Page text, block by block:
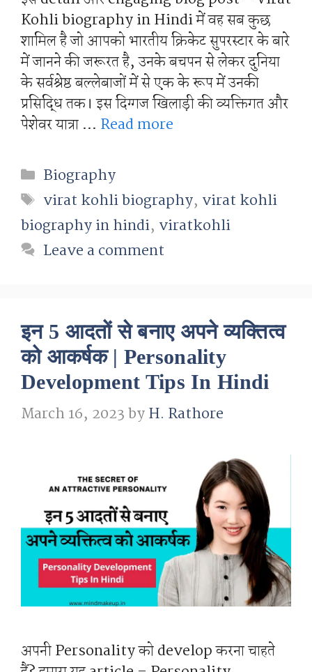
Kohli biography in Hindi में वह सब कुछ
शामिल है जो आपको भारतीय क्रिकेट सुपरस्टार के बारे
में जानने की जरूरत है, उनके बचपन से लेकर दुनिया
के सर्वश्रेष्ठ बल्लेबाजों में से एक के रूप में उनकी
प्रसिद्धि तक। इस दिग्गज खिलाड़ी की व्यक्तिगत और
पेशेवर यात्रा … Read more
Categories
Biography
Tags
virat kohli biography, virat kohli
biography in hindi, viratkohli
Leave a comment
इन 5 आदतों से बनाए अपने व्यक्तित्व
को आकर्षक | Personality
Development Tips In Hindi
March 16, 2023byH. Rathore
अपनी Personality को develop करना चाहते